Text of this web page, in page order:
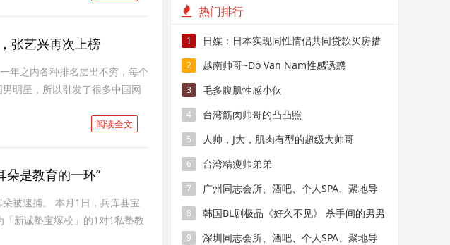
张艺兴再次上榜
年之内各种排名层出不穷，每个
明星，所以引发了很多中国网
阅读全文
朵是教育的一环”
被逮捕。 本月1日，兵库县宝
新诚塾宝塚校」的1对1私塾教
热门排行
1
日媒：日本实现同性情侣共同贷款买房措
施
2 越南帅哥~Do Van Nam性感诱惑
3 毛多腹肌性感小伙
4 台湾筋肉帅哥的凸凸照
5 人帅，J大，肌肉有型的超级大帅哥
6 台湾精瘦帅弟弟
7
广州同志会所、酒吧、个人SPA、聚地导
航
8
韩国BL剧极品《好久不见》 杀手间的男男
禁恋，要性命还是爱情？
9
深圳同志会所、酒吧、个人SPA、聚地导